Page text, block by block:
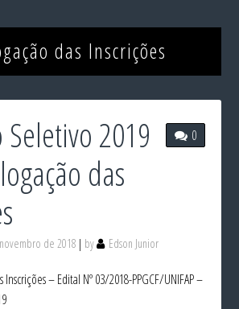
das Inscrições
0
Seletivo 2019
das
de 2018 by Edson Junior
– Edital Nº 03/2018-PPGCF/UNIFAP –